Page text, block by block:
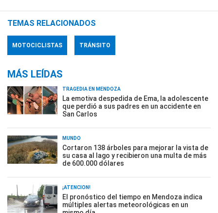
TEMAS RELACIONADOS
MOTOCICLISTAS TRÁNSITO
MÁS LEÍDAS
TRAGEDIA EN MENDOZA
La emotiva despedida de Ema, la adolescente
que perdió a sus padres en un accidente en
San Carlos
MUNDO
Cortaron 138 árboles para mejorar la vista de
su casa al lago y recibieron una multa de más
de 600.000 dólares
¡ATENCIÓN!
El pronóstico del tiempo en Mendoza indica
múltiples alertas meteorológicas en un